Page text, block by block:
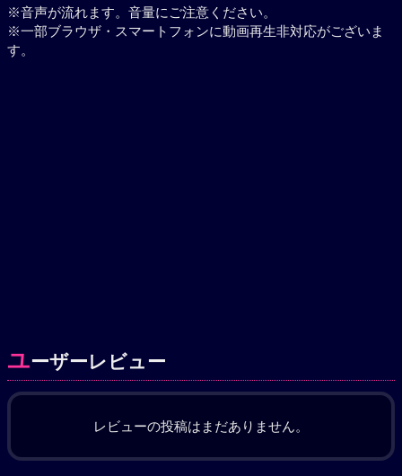
※音声が流れます。音量にご注意ください。
※一部ブラウザ・スマートフォンに動画再生非対応がございま
す。
ユーザーレビュー
レビューの投稿はまだありません。